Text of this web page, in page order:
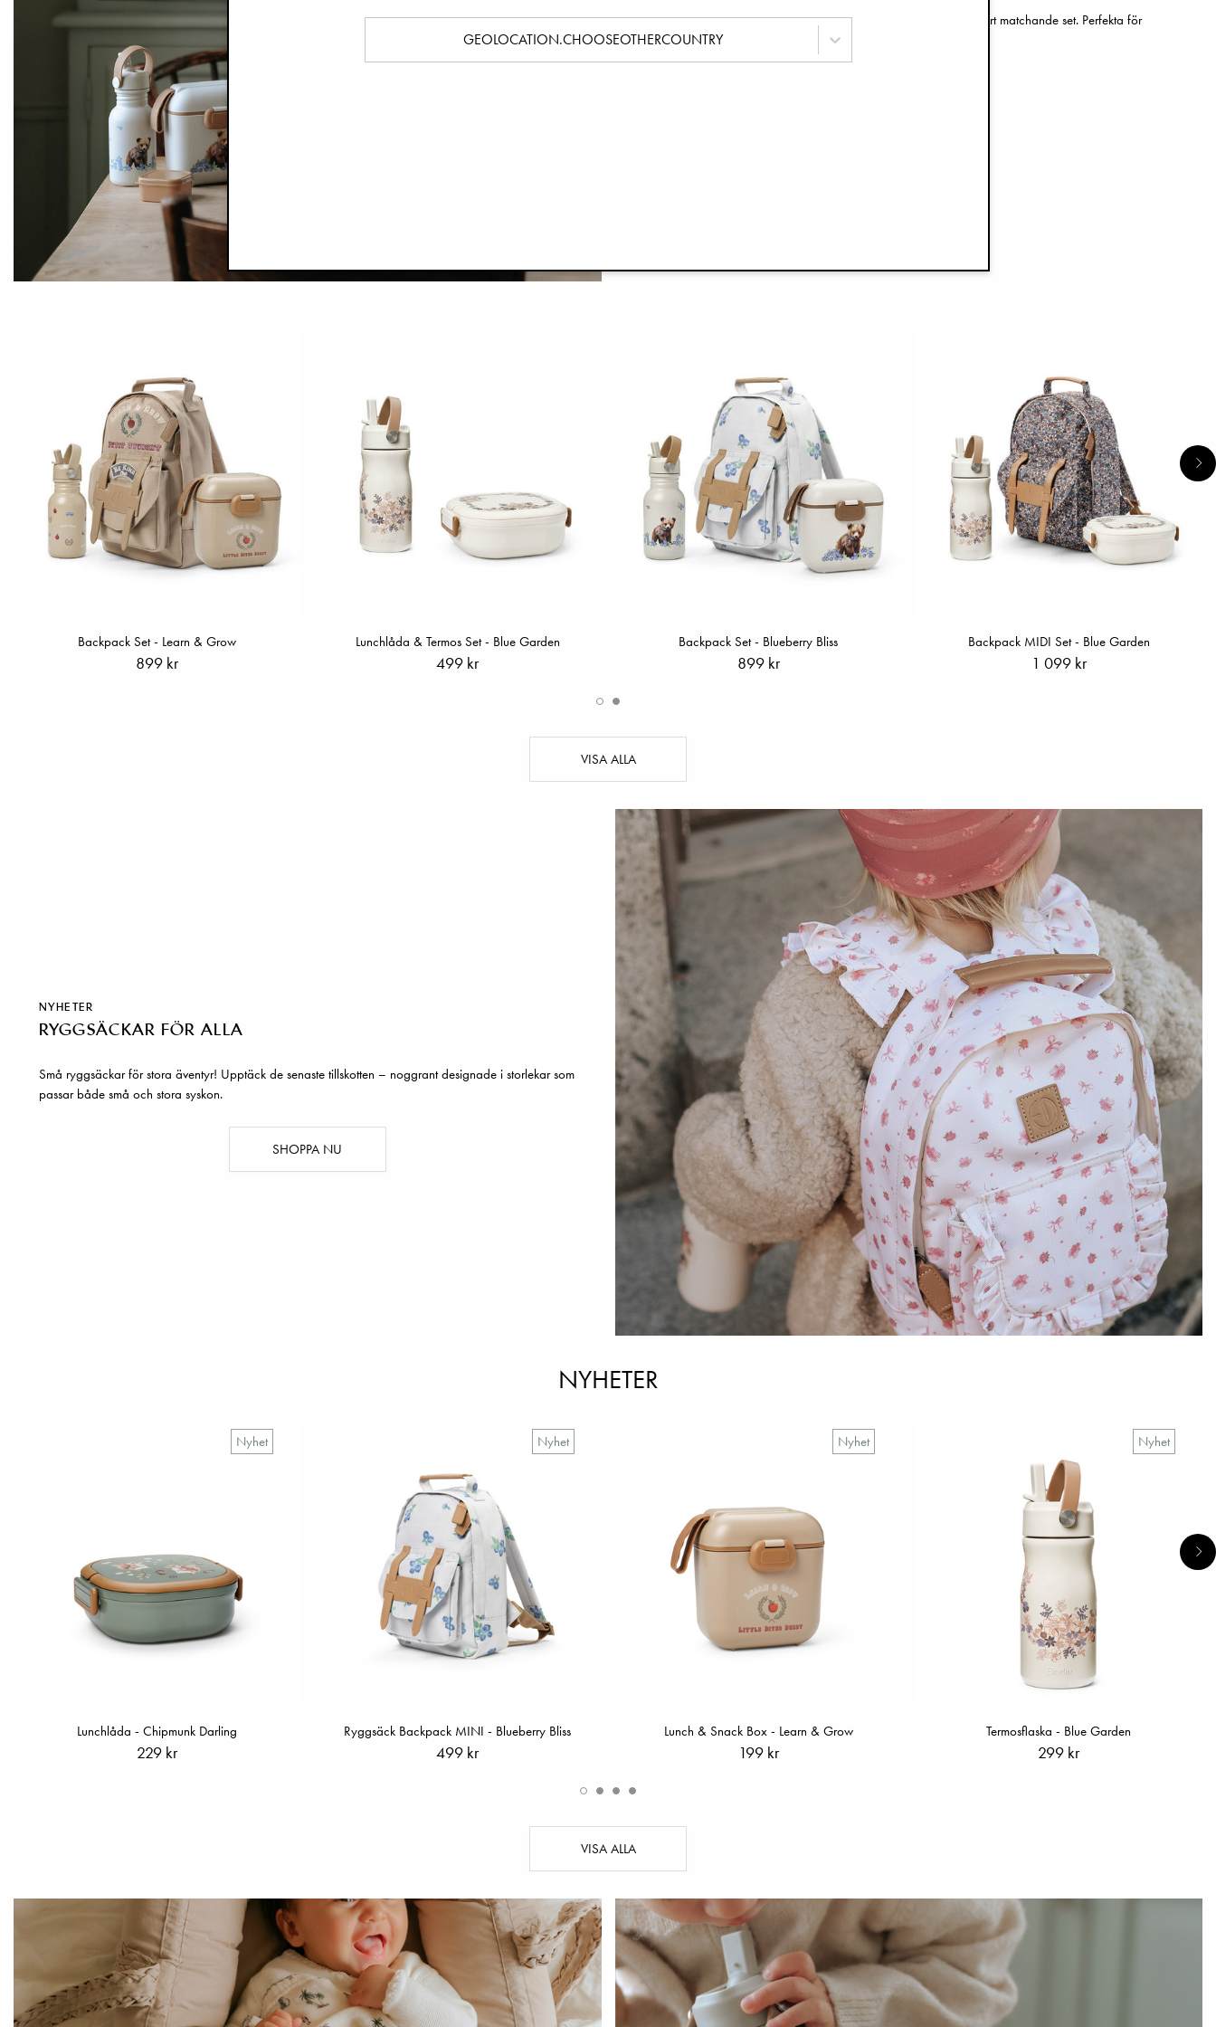
Höstens populäraste produkter kan du nu köpa tillsammans i vackert matchande set. Perfekta för
barnens alla utflykter och äventyr!
Backpack Set - Learn & Grow
899 kr
Lunchlåda & Termos Set - Blue Garden
499 kr
Backpack Set - Blueberry Bliss
899 kr
Backpack MIDI Set - Blue Garden
1 099 kr
VISA ALLA
NYHETER
RYGGSÄCKAR FÖR ALLA
Små ryggsäckar för stora äventyr! Upptäck de senaste tillskotten – noggrant designade i storlekar som
passar både små och stora syskon.
SHOPPA NU
NYHETER
Nyhet
Lunchlåda - Chipmunk Darling
229 kr
Nyhet
Ryggsäck Backpack MINI - Blueberry Bliss
499 kr
Nyhet
Lunch & Snack Box - Learn & Grow
199 kr
Nyhet
Termosflaska - Blue Garden
299 kr
VISA ALLA
GEOLOCATION.CHOOSEOTHERCOUNTRY